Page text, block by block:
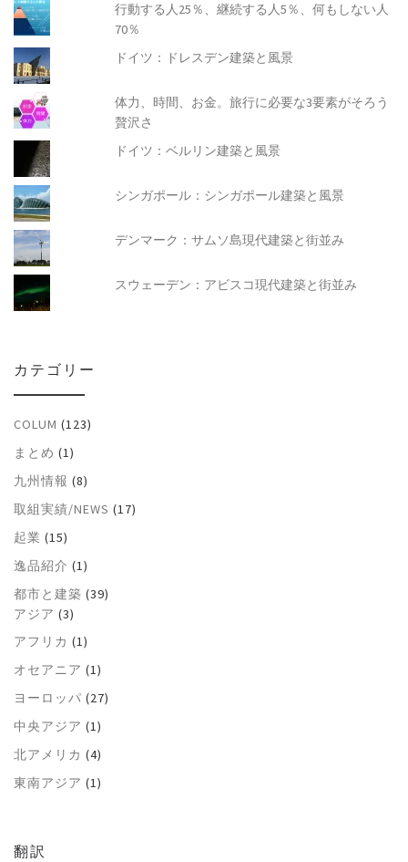
行動する人25％、継続する人5％、何もしない人
70％
ドイツ：ドレスデン建築と風景
体力、時間、お金。旅行に必要な3要素がそろう
贅沢さ
ドイツ：ベルリン建築と風景
シンガポール：シンガポール建築と風景
デンマーク：サムソ島現代建築と街並み
スウェーデン：アビスコ現代建築と街並み
カテゴリー
COLUM (123)
まとめ (1)
九州情報 (8)
取組実績/NEWS (17)
起業 (15)
逸品紹介 (1)
都市と建築 (39)
アジア (3)
アフリカ (1)
オセアニア (1)
ヨーロッパ (27)
中央アジア (1)
北アメリカ (4)
東南アジア (1)
翻訳